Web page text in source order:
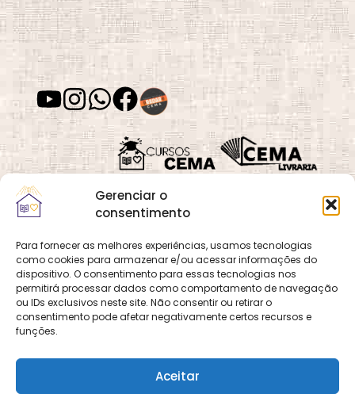
Gerenciar o
consentimento
Para fornecer as melhores experiências, usamos tecnologias
como cookies para armazenar e/ou acessar informações do
dispositivo. O consentimento para essas tecnologias nos
permitirá processar dados como comportamento de navegação
ou IDs exclusivos neste site. Não consentir ou retirar o
consentimento pode afetar negativamente certos recursos e
funções.
Aceitar
Quadra 02, Lote 16,
Vila Vicentina,
Planaltina, Brasília-
DF. CEP 73.320-140
CNPJ: 01.600.089/0001-
OCemaneté um site
que pertence e é gerido
pelo CEMA, assim